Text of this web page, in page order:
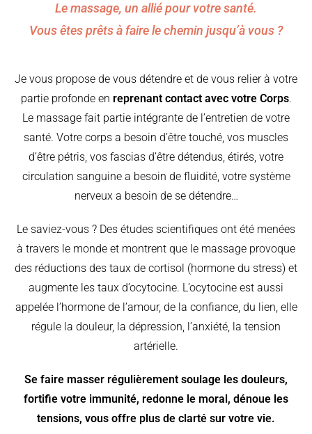
Le massage, un allié pour votre santé.
Vous êtes prêts à faire le chemin jusqu’à vous ?
Je vous propose de vous détendre et de vous relier à votre
partie profonde en reprenant contact avec votre Corps.
Le massage fait partie intégrante de l’entretien de votre
santé. Votre corps a besoin d’être touché, vos muscles
d’être pétris, vos fascias d’être détendus, étirés, votre
circulation sanguine a besoin de fluidité, votre système
nerveux a besoin de se détendre…
Le saviez-vous ? Des études scientifiques ont été menées
à travers le monde et montrent que le massage provoque
des réductions des taux de cortisol (hormone du stress) et
augmente les taux d’ocytocine. L’ocytocine est aussi
appelée l’hormone de l’amour, de la confiance, du lien, elle
régule la douleur, la dépression, l’anxiété, la tension
artérielle.
Se faire masser régulièrement soulage les douleurs,
fortifie votre immunité, redonne le moral, dénoue les
tensions, vous offre plus de clarté sur votre vie.